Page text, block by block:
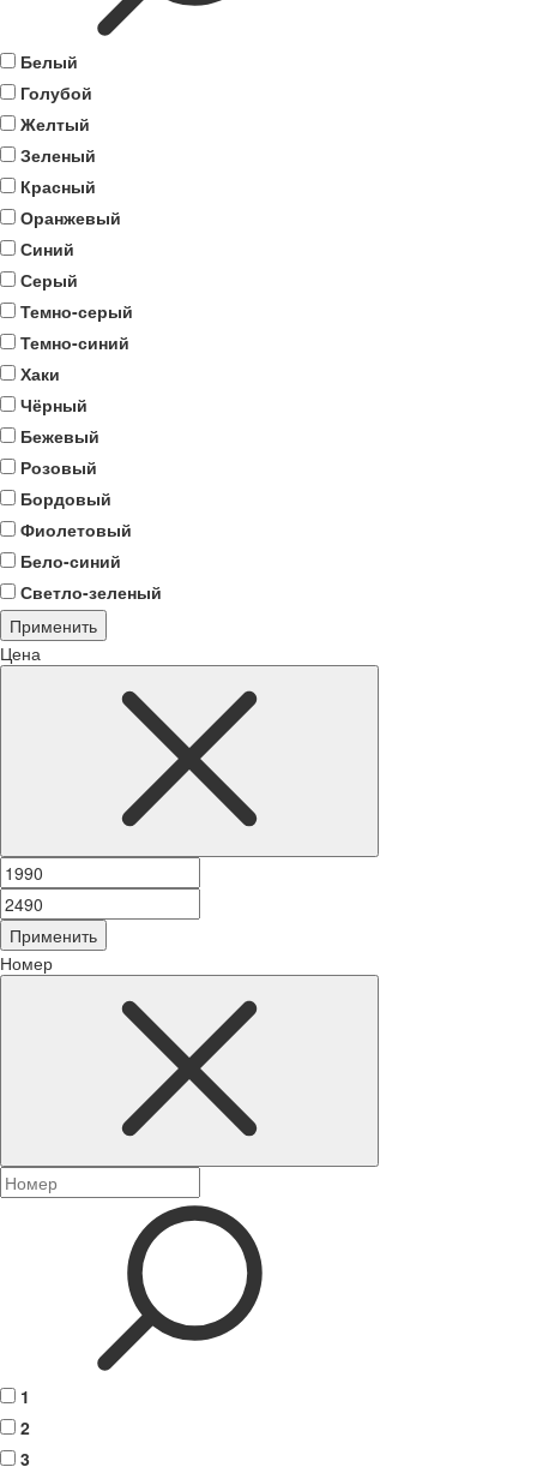
Белый
Голубой
Желтый
Зеленый
Красный
Оранжевый
Синий
Серый
Темно-серый
Темно-синий
Хаки
Чёрный
Бежевый
Розовый
Бордовый
Фиолетовый
Бело-синий
Светло-зеленый
Применить
Цена
Применить
Номер
1
2
3